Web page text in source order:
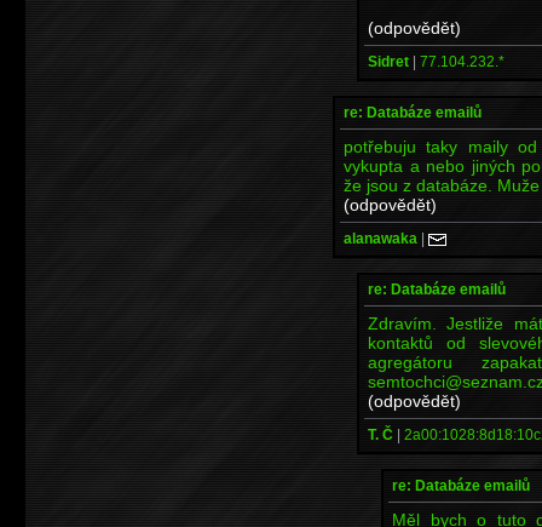
(odpovědět)
Sidret | 77.104.232.*
re: Databáze emailů
potřebuju taky maily
vykupta a nebo jiných
že jsou z databáze.
(odpovědět)
alanawaka |
re: Databáze emailů
Zdravím. Jestliže
kontaktů od
agregátoru
(odpovědět)
T. Č |
re: Databáze emailů
Měl bych o tuto